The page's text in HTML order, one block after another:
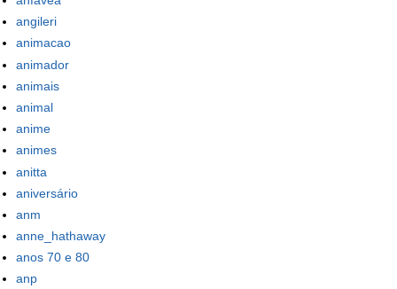
angileri
animacao
animador
animais
animal
anime
animes
anitta
aniversário
anm
anne_hathaway
anos 70 e 80
anp